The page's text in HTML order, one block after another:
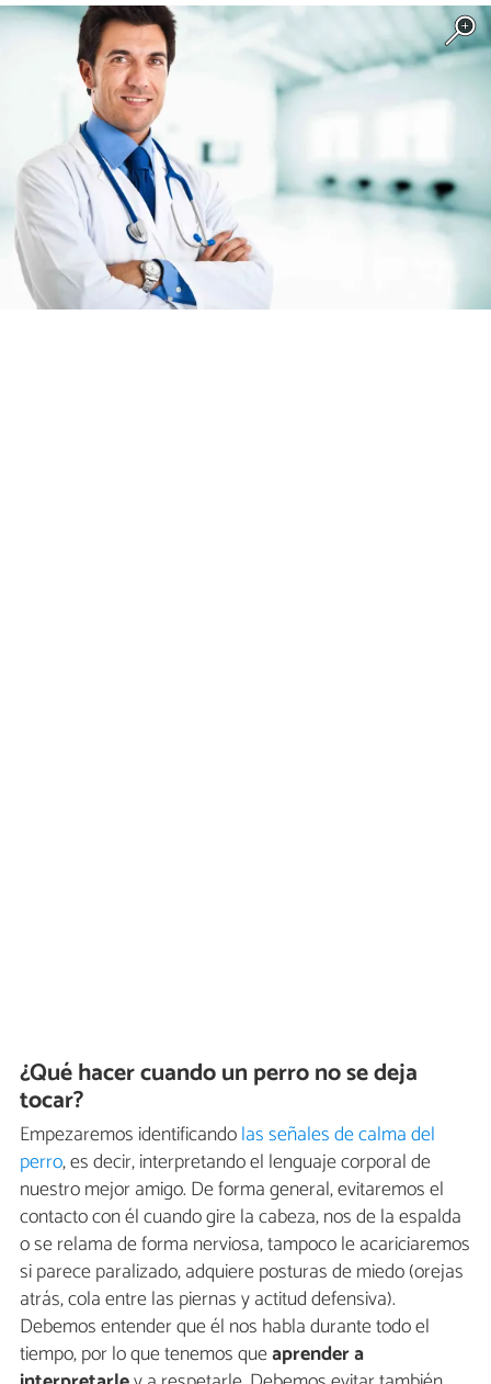
¿Qué hacer cuando un perro no se deja
tocar?
Empezaremos identificandolas señales de calma del
perro, es decir, interpretando el lenguaje corporal de
nuestro mejor amigo. De forma general, evitaremos el
contacto con él cuando gire la cabeza, nos de la espalda
o se relama de forma nerviosa, tampoco le acariciaremos
si parece paralizado, adquiere posturas de miedo (orejas
atrás, cola entre las piernas y actitud defensiva).
Debemos entender que él nos habla durante todo el
tiempo, por lo que tenemos queaprender a